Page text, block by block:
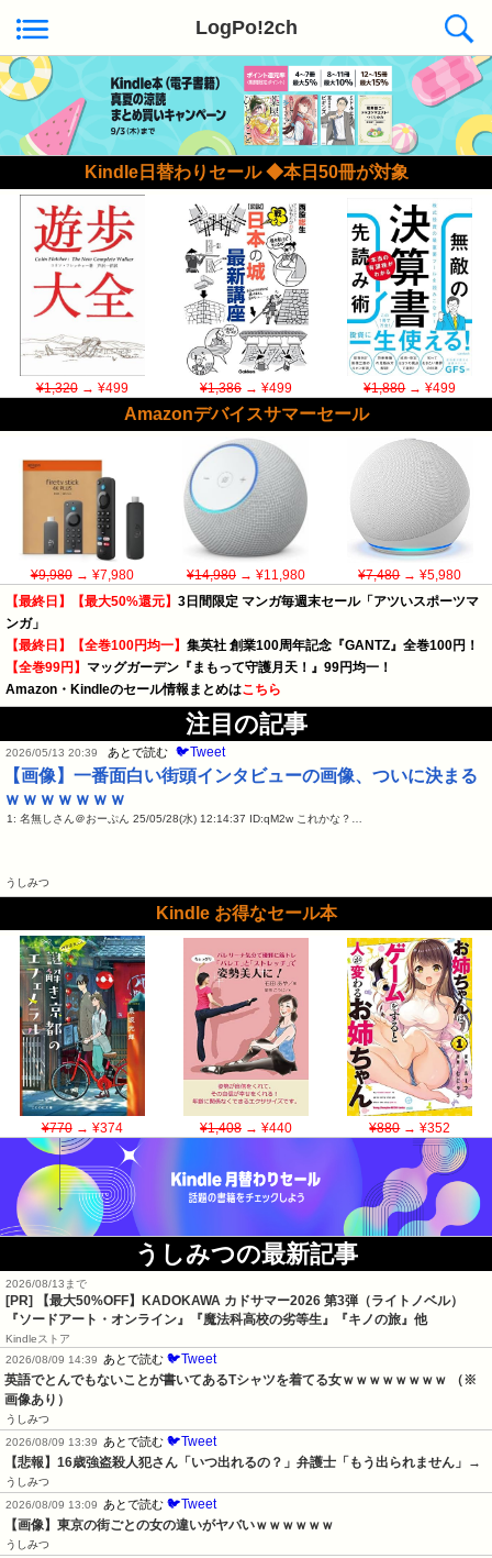
LogPo!2ch
Kindle日替わりセール ◆本日50冊が対象
¥1,320→ ¥499 ¥1,386→ ¥499 ¥1,880→ ¥499
Amazonデバイスサマーセール
¥9,980→ ¥7,980 ¥14,980→ ¥11,980 ¥7,480→ ¥5,980
【最終日】【最大50%還元】 3日間限定 マンガ毎週末セール「アツいスポーツマ
ンガ」
【最終日】【全巻100円均一】 集英社 創業100周年記念『GANTZ』全巻100円！
【全巻99円】 マッグガーデン『まもって守護月天！』99円均一！
Amazon・Kindleのセール情報まとめはこちら
注目の記事
2026/05/13 20:39 あとで読む 🐦Tweet
【画像】一番面白い街頭インタビューの画像、ついに決まる
ｗｗｗｗｗｗｗ
1: 名無しさん＠おーぷん 25/05/28(水) 12:14:37 ID:qM2w これかな？…
うしみつ
Kindle お得なセール本
¥770→ ¥374 ¥1,408→ ¥440 ¥880→ ¥352
うしみつの最新記事
2026/08/13まで
[PR]
【最大50%OFF】KADOKAWA カドサマー2026 第3弾（ライトノベル）
『ソードアート・オンライン』『魔法科高校の劣等生』『キノの旅』他
Kindleストア
2026/08/09 14:39
あとで読む 🐦Tweet
英語でとんでもないことが書いてあるTシャツを着てる女ｗｗｗｗｗｗｗｗ （※
画像あり）
うしみつ
2026/08/09 13:39
あとで読む 🐦Tweet
【悲報】16歳強盗殺人犯さん「いつ出れるの？」弁護士「もう出られません」→
うしみつ
2026/08/09 13:09
あとで読む 🐦Tweet
【画像】東京の街ごとの女の違いがヤバいｗｗｗｗｗｗ
うしみつ